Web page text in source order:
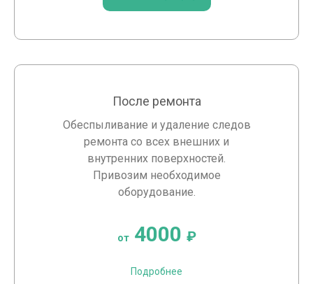
После ремонта
Обеспыливание и удаление следов
ремонта со всех внешних и
внутренних поверхностей.
Привозим необходимое
оборудование.
от4000 ₽
Подробнее